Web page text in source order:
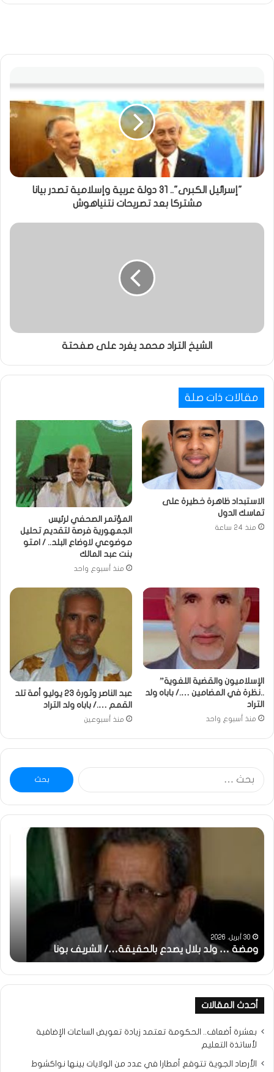
"إسرائيل الكبرى".. 31 دولة عربية وإسلامية تصدر بيانا
مشتركا بعد تصريحات نتنياهوش
الشيخ التراد محمد يغرد على صفحتة
مقالات ذات صلة
الاستبداد ظاهرة خطيرة على
تماسك الدول
منذ 24 ساعة
المؤتمر الصحفي لرئيس
الجمهورية فرصة لتقديم تحليل
موضوعي لاوضاع البلد.. / امتو
بنت عبد المالك
منذ أسبوع واحد
الإسلاميون والقضية اللغوية”
..نظرة في المضامين …./ باباه ولد
التراد
منذ أسبوع واحد
عبد الناصر وثورة 23 يوليو أمة تلد
القمم …./ باباه ولد التراد
منذ أسبوعين
البحث
عن:
ومضة
بالحقيقة…/
الشريف
30 أبريل، 2026
ومضة … ولد بلال يصدع بالحقيقة…/ الشريف بونا
أحدث المقالات
بعشرة أضعاف.. الحكومة تعتمد زيادة تعويض الساعات الإضافية
لأساتذة التعليم
الأرصاد الجوية تتوقع أمطارا في عدد من الولايات بينها نواكشوط